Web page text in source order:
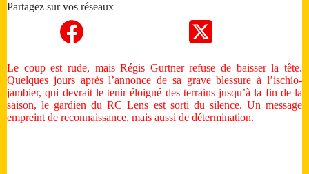
Partagez sur vos réseaux
Le coup est rude, mais Régis Gurtner refuse de baisser la tête.
Quelques jours après l’annonce de sa grave blessure à l’ischio-
jambier, qui devrait le tenir éloigné des terrains jusqu’à la fin de la
saison, le gardien du RC Lens est sorti du silence. Un message
empreint de reconnaissance, mais aussi de détermination.